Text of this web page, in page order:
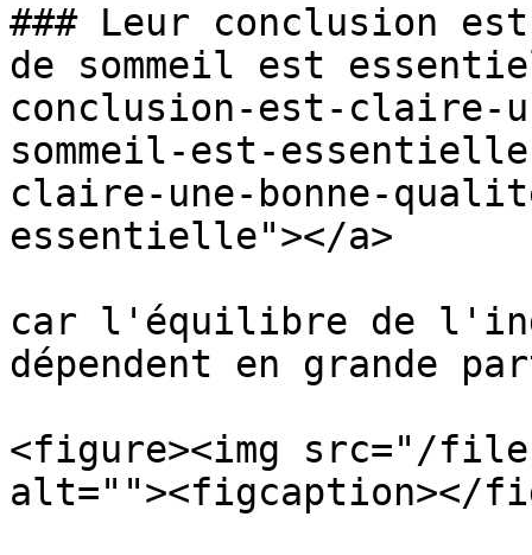
### Leur conclusion
de sommeil est
conclusion-est-claire-
sommeil-est-
claire-une-bonne-
essentielle"></a>
car l'équilibre de
dépendent en grande
<figure><img src="/
alt=""><figcaption></